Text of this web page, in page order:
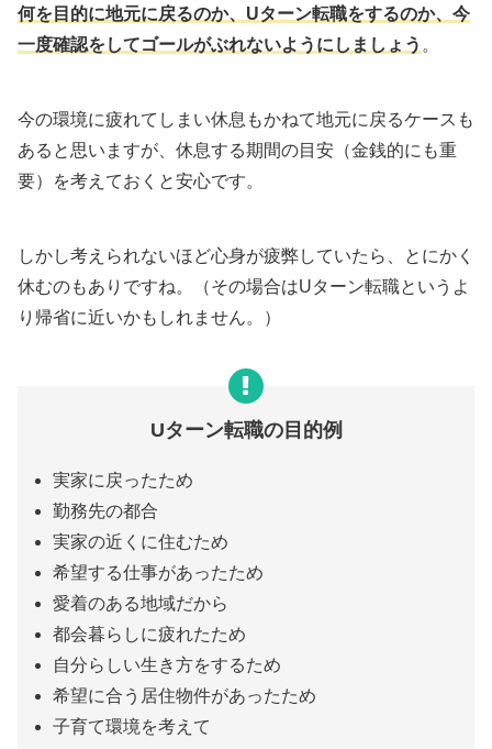
何を目的に地元に戻るのか、Uターン転職をするのか、今
一度確認をしてゴールがぶれないようにしましょう 。
今の環境に疲れてしまい休息もかねて地元に戻るケースも
あると思いますが、休息する期間の目安（金銭的にも重
要）を考えておくと安心です。
しかし考えられないほど心身が疲弊していたら、とにかく
休むのもありですね。（その場合はUターン転職というよ
り帰省に近いかもしれません。）
Uターン転職の目的例
実家に戻ったため
勤務先の都合
実家の近くに住むため
希望する仕事があったため
愛着のある地域だから
都会暮らしに疲れたため
自分らしい生き方をするため
希望に合う居住物件があったため
子育て環境を考えて